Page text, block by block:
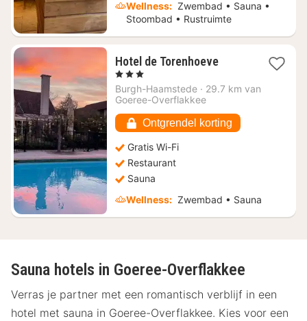
Wellness: Zwembad • Sauna •
Stoombad • Rustruimte
Hotel de Torenhoeve1
vanaf
, 3 Sterren
Burgh-Haamstede · 29.7 km van
Goeree-Overflakkee
Ontgrendel korting
Gratis Wi-Fi
Restaurant
Sauna
Wellness: Zwembad • Sauna
Sauna hotels in Goeree-Overflakkee
Verras je partner met een romantisch verblijf in een
hotel met sauna in Goeree-Overflakkee. Kies voor een